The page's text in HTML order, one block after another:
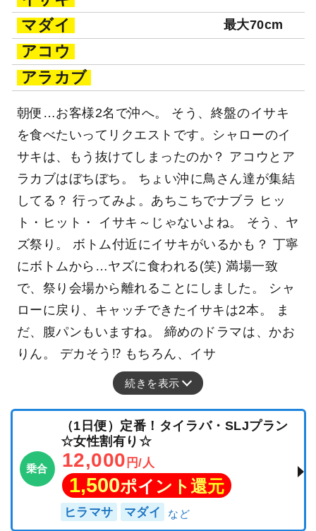
マダイ
最大70cm
アコウ
アラカブ
朝便…お客様2名で沖へ。 そう、終盤のイサキ
を食べたいってリクエストです。シャローのイ
サキは、もう抜けてしまったのか？ アコウとア
ラカブはぼちぼち。 ちょい沖に鳥さん達が集結
してる？ 行ってみよ。あちこちでナブラ ヒッ
ト・ヒット・ イサキ～じゃないよね。 そう、ヤ
ズ祭り。 ボトム付近にイサキがいるかも？ 丁寧
にボトムから…ヤズに食われる(笑) 満場一致
で、祭り会場から離れることにしました。 シャ
ローに戻り、キャッチできたイサキは2本。 ま
だ、腹パンもいますね。 締めのドラマは、かお
りん。 デカそう⁉ もちろん、イサ
続きを表示
乗合
（1日便）定番！タイラバ・SLJプラン
☆女性割有り☆
12,000 円/人
1,500ポイント還元
ヒラマサ マダイ